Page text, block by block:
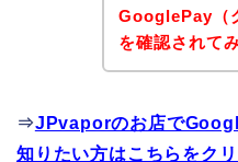
GooglePay（
を確認されて
⇒JPvaporのお店で
知りたい方はこちらをク